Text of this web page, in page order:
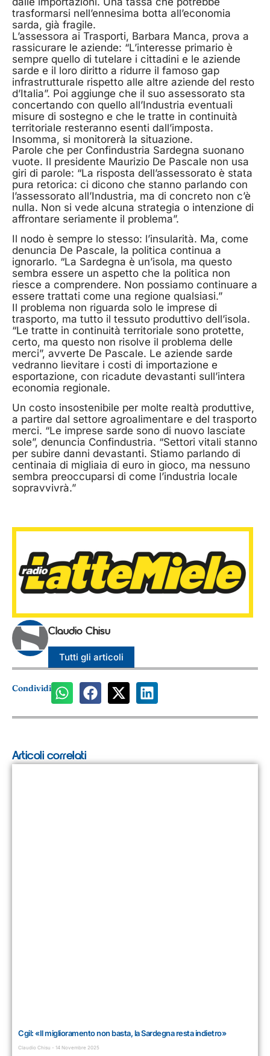
trasformarsi nell’ennesima botta all’economia
sarda, già fragile.
L’assessora ai Trasporti, Barbara Manca, prova a
rassicurare le aziende: “L’interesse primario è
sempre quello di tutelare i cittadini e le aziende
sarde e il loro diritto a ridurre il famoso gap
infrastrutturale rispetto alle altre aziende del resto
d’Italia”. Poi aggiunge che il suo assessorato sta
concertando con quello all’Industria eventuali
misure di sostegno e che le tratte in continuità
territoriale resteranno esenti dall’imposta.
Insomma, si monitorerà la situazione.
Parole che per Confindustria Sardegna suonano
vuote. Il presidente Maurizio De Pascale non usa
giri di parole: “La risposta dell’assessorato è stata
pura retorica: ci dicono che stanno parlando con
l’assessorato all’Industria, ma di concreto non c’è
nulla. Non si vede alcuna strategia o intenzione di
affrontare seriamente il problema”.
Il nodo è sempre lo stesso: l’insularità. Ma, come
denuncia De Pascale, la politica continua a
ignorarlo. “La Sardegna è un’isola, ma questo
sembra essere un aspetto che la politica non
riesce a comprendere. Non possiamo continuare a
essere trattati come una regione qualsiasi.”
Il problema non riguarda solo le imprese di
trasporto, ma tutto il tessuto produttivo dell’isola.
“Le tratte in continuità territoriale sono protette,
certo, ma questo non risolve il problema delle
merci”, avverte De Pascale. Le aziende sarde
vedranno lievitare i costi di importazione e
esportazione, con ricadute devastanti sull’intera
economia regionale.
Un costo insostenibile per molte realtà produttive,
a partire dal settore agroalimentare e del trasporto
merci. “Le imprese sarde sono di nuovo lasciate
sole”, denuncia Confindustria. “Settori vitali stanno
per subire danni devastanti. Stiamo parlando di
centinaia di migliaia di euro in gioco, ma nessuno
sembra preoccuparsi di come l’industria locale
sopravvivrà.”
Claudio Chisu
Tutti gli articoli
Condividi
Articoli correlati
Cgil: «Il miglioramento non basta, la Sardegna resta indietro»
Claudio Chisu 14 Novembre 2025